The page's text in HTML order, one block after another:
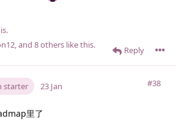
Reply
, and 8others like this.
starter #38
23 Jan
里了